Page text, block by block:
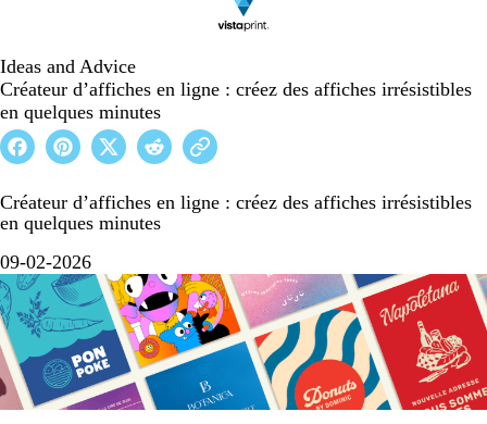
Ideas and Advice
Créateur d’affiches en ligne : créez des affiches irrésistibles
en quelques minutes
Créateur d’affiches en ligne : créez des affiches irrésistibles
en quelques minutes
09-02-2026